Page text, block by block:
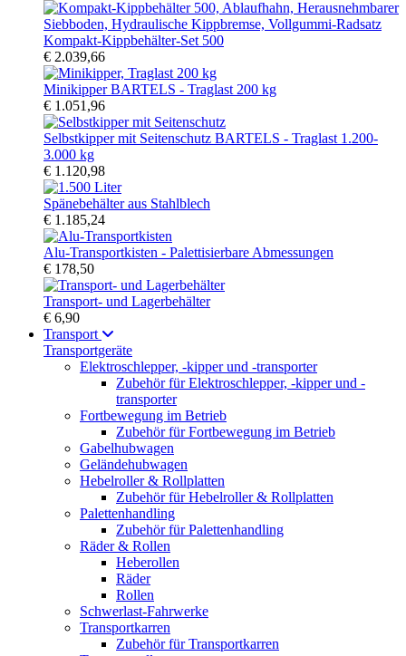
Kompakt-Kippbehälter-Set 500
€ 2.039,66
Minikipper BARTELS - Traglast 200 kg
€ 1.051,96
Selbstkipper mit Seitenschutz BARTELS - Traglast 1.200-
3.000 kg
€ 1.120,98
Spänebehälter aus Stahlblech
€ 1.185,24
Alu-Transportkisten - Palettisierbare Abmessungen
€ 178,50
Transport- und Lagerbehälter
€ 6,90
Transport
Transportgeräte
Elektroschlepper, -kipper und -transporter
Zubehör für Elektroschlepper, -kipper und -
transporter
Fortbewegung im Betrieb
Zubehör für Fortbewegung im Betrieb
Gabelhubwagen
Geländehubwagen
Hebelroller & Rollplatten
Zubehör für Hebelroller & Rollplatten
Palettenhandling
Zubehör für Palettenhandling
Räder & Rollen
Heberollen
Räder
Rollen
Schwerlast-Fahrwerke
Transportkarren
Zubehör für Transportkarren